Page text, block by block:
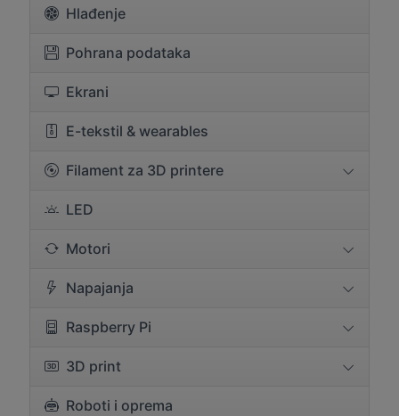
Hlađenje
Pohrana podataka
Ekrani
E-tekstil & wearables
Filament za 3D printere
LED
Motori
Napajanja
Raspberry Pi
3D print
Roboti i oprema